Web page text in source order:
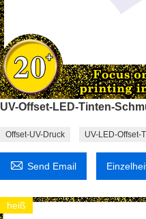
UV-Offset-LED-Tinten-
Offset-UV-Druck UV-LED-Offset-
 Send Email
heiß